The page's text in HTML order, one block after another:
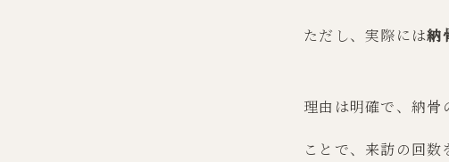
ただし、実際には納
理由は明確で、納骨
ことで、来訪の回